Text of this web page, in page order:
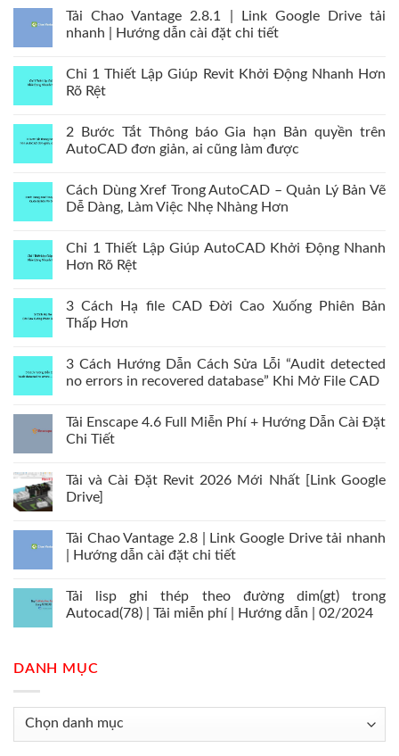
Tải Chao Vantage 2.8.1 | Link Google Drive tải
nhanh | Hướng dẫn cài đặt chi tiết
Chỉ 1 Thiết Lập Giúp Revit Khởi Động Nhanh Hơn
Rõ Rệt
2 Bước Tắt Thông báo Gia hạn Bản quyền trên
AutoCAD đơn giản, ai cũng làm được
Cách Dùng Xref Trong AutoCAD – Quản Lý Bản Vẽ
Dễ Dàng, Làm Việc Nhẹ Nhàng Hơn
Chỉ 1 Thiết Lập Giúp AutoCAD Khởi Động Nhanh
Hơn Rõ Rệt
3 Cách Hạ file CAD Đời Cao Xuống Phiên Bản
Thấp Hơn
3 Cách Hướng Dẫn Cách Sửa Lỗi “Audit detected
no errors in recovered database” Khi Mở File CAD
Tải Enscape 4.6 Full Miễn Phí + Hướng Dẫn Cài Đặt
Chi Tiết
Tải và Cài Đặt Revit 2026 Mới Nhất [Link Google
Drive]
Tải Chao Vantage 2.8 | Link Google Drive tải nhanh
| Hướng dẫn cài đặt chi tiết
Tải lisp ghi thép theo đường dim(gt) trong
Autocad(78) | Tải miễn phí | Hướng dẫn | 02/2024
DANH MỤC
Danh